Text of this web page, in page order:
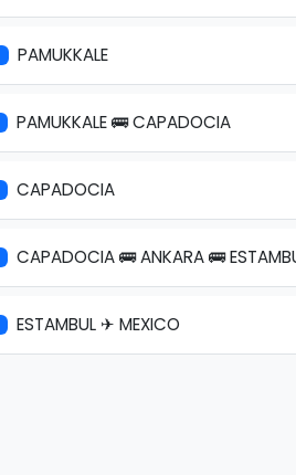
PAMUKKALE
PAMUKKALE 🚌 CAPADOCIA
CAPADOCIA
CAPADOCIA 🚌 ANKARA 🚌
ESTAMBUL ✈ MEXICO